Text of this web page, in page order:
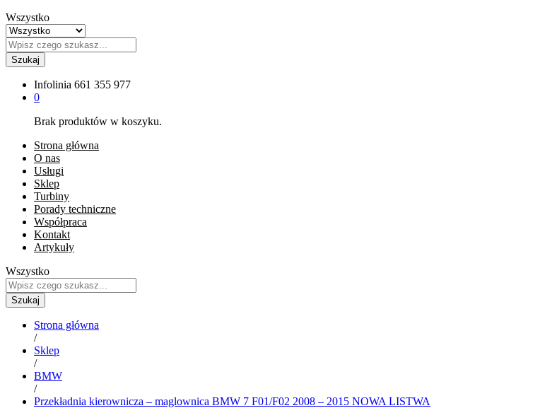
Wszystko
Szukaj
Infolinia 661 355 977
0
Brak produktów w koszyku.
Strona główna
O nas
Usługi
Sklep
Turbiny
Porady techniczne
Współpraca
Kontakt
Artykuły
Wszystko
Szukaj
Strona główna
/
Sklep
/
BMW
/
Przekładnia kierownicza – maglownica BMW 7 F01/F02 2008 – 2015 NOWA LISTWA